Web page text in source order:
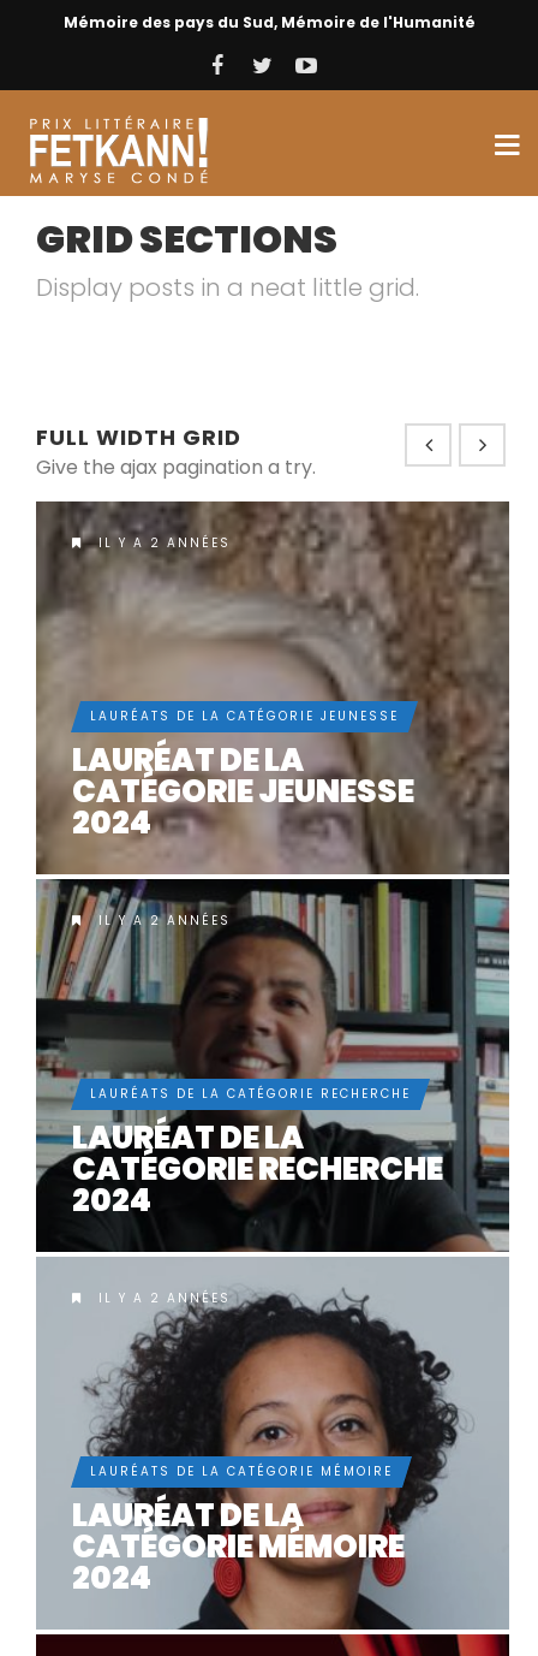
Mémoire des pays du Sud, Mémoire de l'Humanité
GRID SECTIONS
Display posts in a neat little grid.
FULL WIDTH GRID
Give the ajax pagination a try.
IL Y A 2 ANNÉES
LAURÉATS DE LA CATÉGORIE JEUNESSE
LAURÉAT DE LA
CATÉGORIE JEUNESSE
2024
IL Y A 2 ANNÉES
LAURÉATS DE LA CATÉGORIE RECHERCHE
LAURÉAT DE LA
CATÉGORIE RECHERCHE
2024
IL Y A 2 ANNÉES
LAURÉATS DE LA CATÉGORIE MÉMOIRE
LAURÉAT DE LA
CATÉGORIE MÉMOIRE
2024